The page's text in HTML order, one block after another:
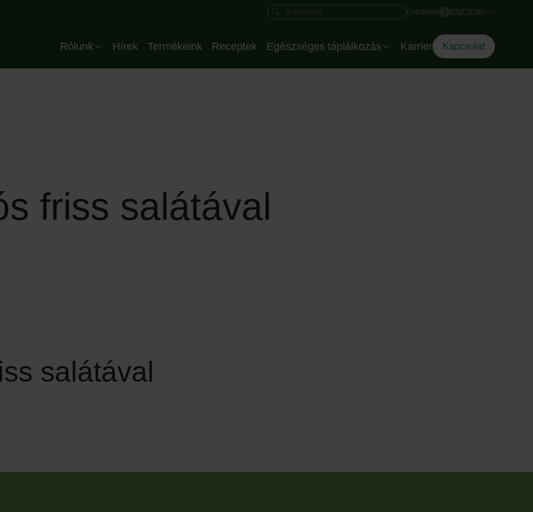
Keresés mező Gyors hozzáférés
Letöltések ENCSSK
Header HU
Rólunk
Vállalat
Hírek Termékeink Receptek Egészséges táplálkozás
Salátatálak rendezvényre
Karrier Kapcsolat
friss salátával
salátával